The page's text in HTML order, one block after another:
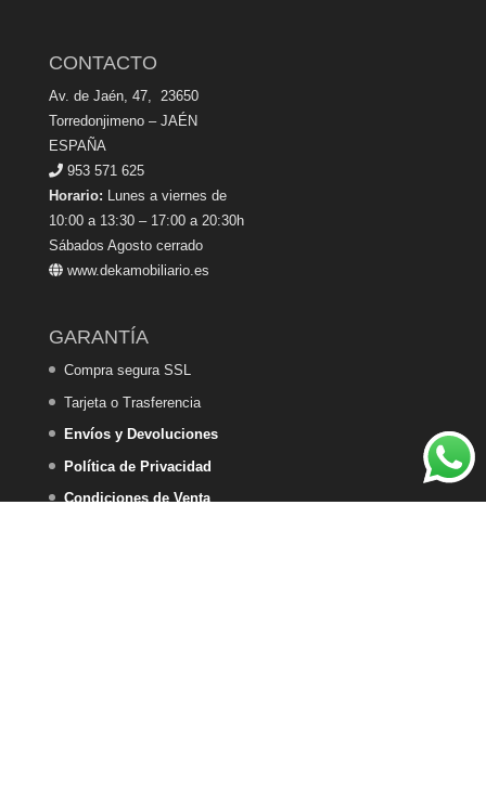
CONTACTO
Av. de Jaén, 47, 23650
Torredonjimeno – JAÉN
ESPAÑA
953 571 625
Horario: Lunes a viernes de
10:00 a 13:30 – 17:00 a 20:30h
Sábados Agosto cerrado
www.dekamobiliario.es
GARANTÍA
Compra segura SSL
Tarjeta o Trasferencia
Envíos y Devoluciones
Política de Privacidad
Condiciones de Venta